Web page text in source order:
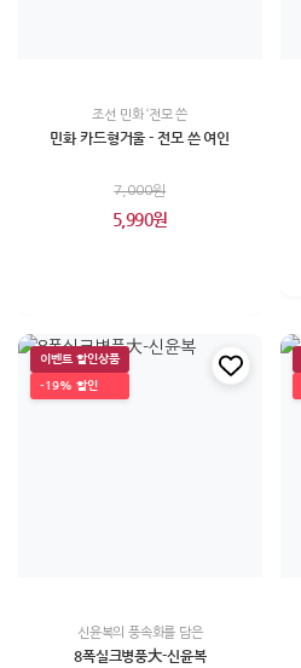
조선 민화 ‘전모 쓴
민화 카드형거울 - 전모 쓴 여인
7,000원
5,990원
이벤트 할인상품
-19% 할인
신윤복의 풍속화를 담은
8폭실크병풍大-신윤복